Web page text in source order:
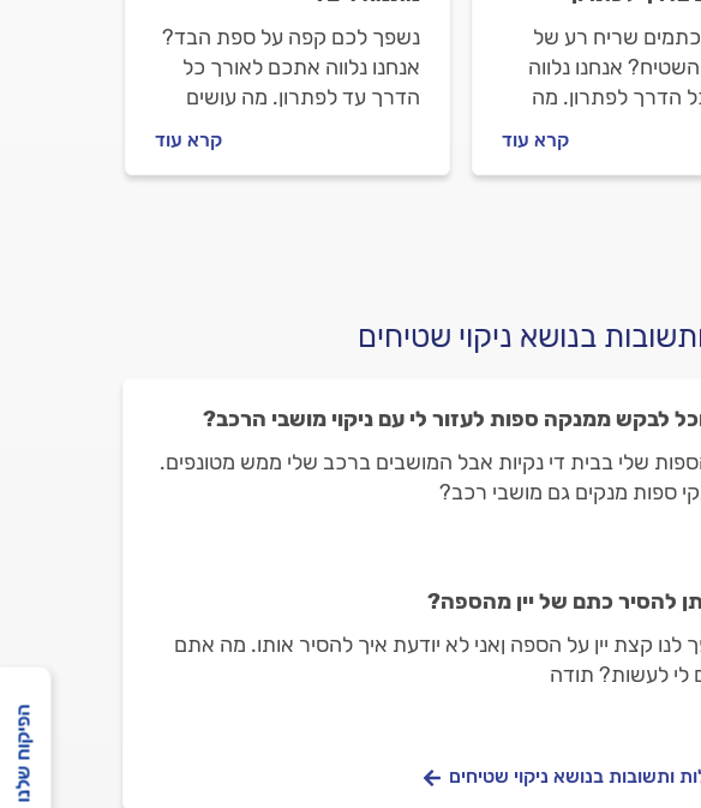
שריח רע של
אנחנו נלווה
הדרך לפתרון. מה
מקצועי ואיך מתנהלים
התשובות.
קרא עוד
נשפך לכם קפה על ספת הבד?
אנחנו נלווה אתכם לאורך כל
הדרך עד לפתרון. מה עושים
מתנהלים מול בעל המקצוע?
מתחילים.
קרא עוד
בנושא ניקוי שטיחים
לבקש ממנקה ספות לעזור לי עם ניקוי מושבי הרכב?
שלי בבית די נקיות אבל המושבים ברכב שלי ממש מטונפים.
ספות מנקים גם מושבי רכב?
להסיר כתם של יין מהספה?
לנו קצת יין על הספה ןאני לא יודעת איך להסיר אותו. מה אתם
לי לעשות? תודה
ותשובות בנושא ניקוי שטיחים הפיקוח שלנו